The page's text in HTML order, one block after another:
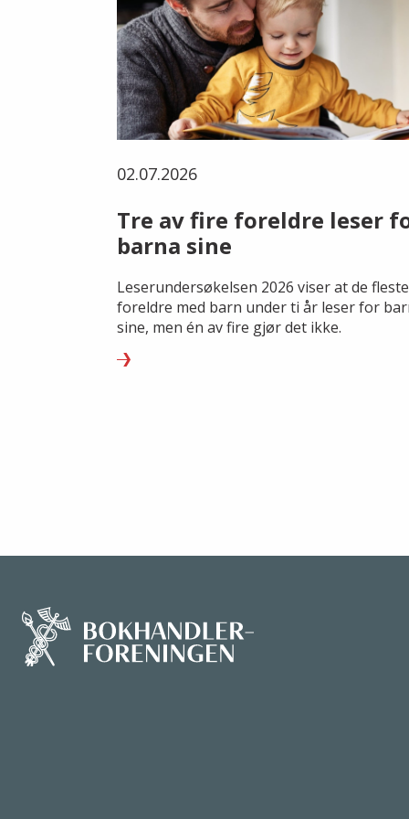
02.07.2026
Tre av fire foreldre leser
barna sine
Leserundersøkelsen 2026 viser at de fleste
foreldre med barn under ti år leser for
sine, men én av fire gjør det ikke.